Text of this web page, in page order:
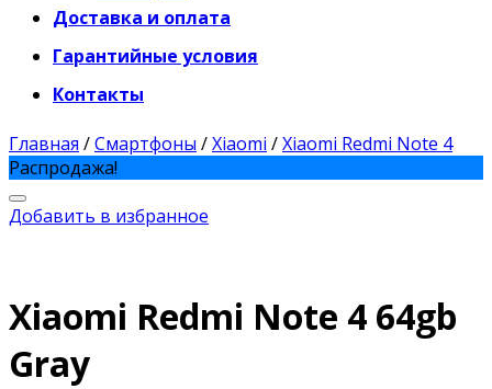
Доставка и оплата
Гарантийные условия
Контакты
Главная /Смартфоны /Xiaomi /Xiaomi Redmi Note 4
Распродажа!
Добавить в избранное
Xiaomi Redmi Note 4 64gb
Gray